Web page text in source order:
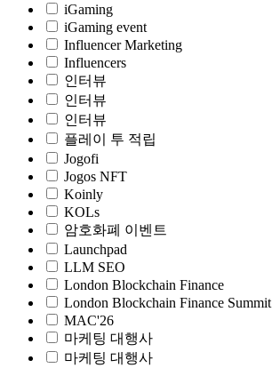
iGaming
iGaming event
Influencer Marketing
Influencers
인터뷰
인터뷰
인터뷰
플레이 투 적립
Jogofi
Jogos NFT
Koinly
KOLs
암호화폐 이벤트
Launchpad
LLM SEO
London Blockchain Finance
London Blockchain Finance Summit
MAC'26
마케팅 대행사
마케팅 대행사